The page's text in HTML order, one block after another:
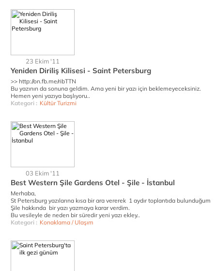
23 Ekim '11
Yeniden Diriliş Kilisesi - Saint Petersburg
>> http://on.fb.me/ribTTN
Bu yazının da sonuna geldim. Ama yeni bir yazı için beklemeyeceksiniz.
Hemen yeni yazıya başlıyoru..
Kategori : Kültür Turizmi
03 Ekim '11
Best Western Şile Gardens Otel - Şile - İstanbul
Merhaba,
St Petersburg yazılarına kısa bir ara vererek 1 aydır toplantıda bulunduğum
Şile hakkında bir yazı yazmaya karar verdim.
Bu vesileyle de neden bir süredir yeni yazı ekley..
Kategori : Konaklama / Ulaşım